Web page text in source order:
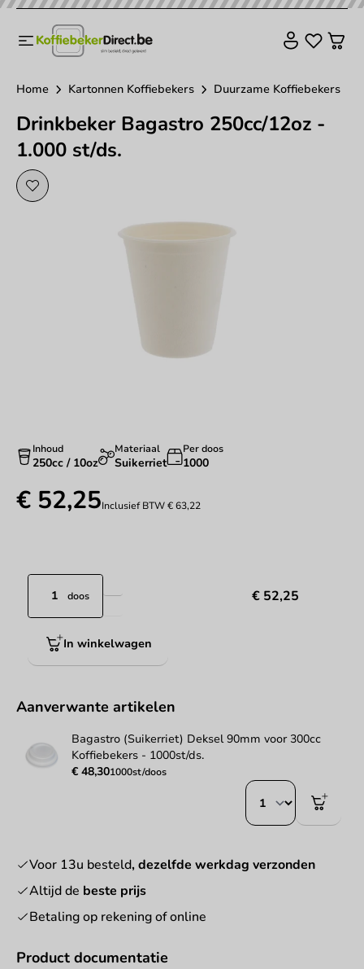
Home Kartonnen Koffiebekers Duurzame Koffiebekers
Drinkbeker Bagastro 250cc/12oz -
1.000 st/ds.
Product documentatie
Inhoud
250cc / 10oz
Materiaal
Suikerriet
Per doos
1000
€ 52,25Inclusief BTW€ 63,22
doos € 52,25
In winkelwagen
Aanverwante artikelen
Bagastro (Suikerriet) Deksel 90mm voor 300cc
Koffiebekers - 1000st/ds.
€ 48,301000st/doos
Voor 13u besteld, dezelfde werkdag verzonden
Altijd de beste prijs
Betaling op rekening of online